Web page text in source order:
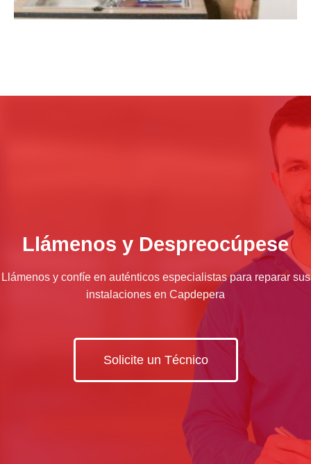
Llámenos y Despreocúpese
Llámenos y confíe en auténticos especialistas para reparar sus
instalaciones en Capdepera
Solicite un Técnico